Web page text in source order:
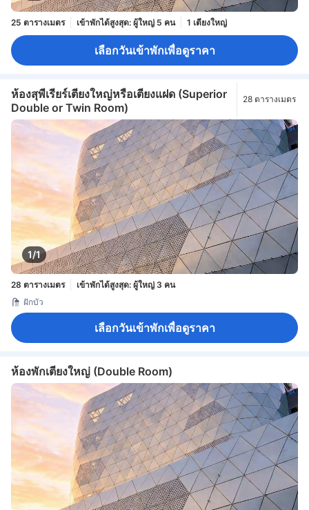
25 ตารางเมตร เข้าพักได้สูงสุด: ผู้ใหญ่ 5 คน 1 เตียงใหญ่
เลือกวันเข้าพักเพื่อดูราคา
ห้องสุพีเรียร์เตียงใหญ่หรือเตียงแฝด (Superior
Double or Twin Room)
28 ตารางเมตร
1/1
28 ตารางเมตร
เข้าพักได้สูงสุด: ผู้ใหญ่ 3 คน
ฝักบัว
เลือกวันเข้าพักเพื่อดูราคา
ห้องพักเตียงใหญ่ (Double Room)